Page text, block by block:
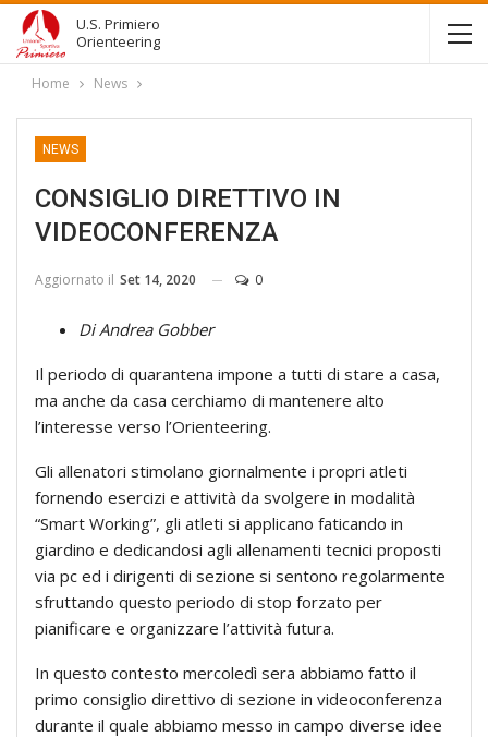
U.S. Primiero
Orienteering
Home News
NEWS
CONSIGLIO DIRETTIVO IN
VIDEOCONFERENZA
Aggiornato il Set 14, 2020 0
Di Andrea Gobber
Il periodo di quarantena impone a tutti di stare a casa,
ma anche da casa cerchiamo di mantenere alto
l’interesse verso l’Orienteering.
Gli allenatori stimolano giornalmente i propri atleti
fornendo esercizi e attività da svolgere in modalità
“Smart Working”, gli atleti si applicano faticando in
giardino e dedicandosi agli allenamenti tecnici proposti
via pc ed i dirigenti di sezione si sentono regolarmente
sfruttando questo periodo di stop forzato per
pianificare e organizzare l’attività futura.
In questo contesto mercoledì sera abbiamo fatto il
primo consiglio direttivo di sezione in videoconferenza
durante il quale abbiamo messo in campo diverse idee